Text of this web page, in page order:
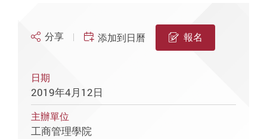
分享 添加到日曆 報名
日期
2019年4月12日
主辦單位
工商管理學院